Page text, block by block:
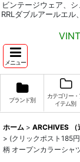
ビンテージウェア、
RRLダブルアールエ
メニュー
ブランド別
カテゴリー・
イテム別
ホーム > ARCHIVES （
> (クリックポスト185
柄 オープンカラーシャ